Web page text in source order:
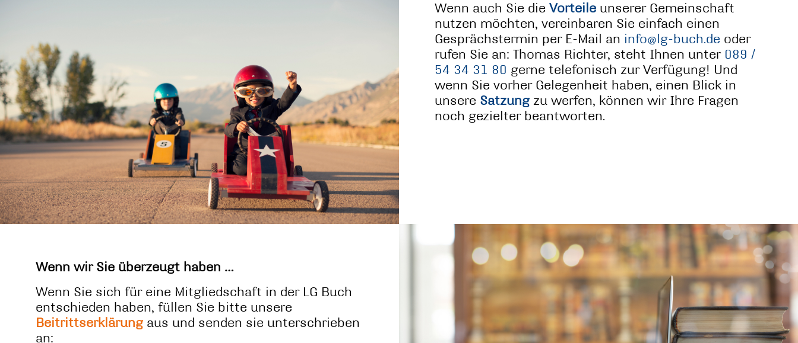
Wenn auch Sie die Vorteile unserer Gemeinschaft
nutzen möchten, vereinbaren Sie einfach einen
Gesprächstermin per E-Mail an info@lg-buch.de oder
rufen Sie an: Thomas Richter, steht Ihnen unter 089 /
54 34 31 80 gerne telefonisch zur Verfügung! Und
wenn Sie vorher Gelegenheit haben, einen Blick in
unsere Satzung zu werfen, können wir Ihre Fragen
noch gezielter beantworten.
Wenn wir Sie überzeugt haben …
Wenn Sie sich für eine Mitgliedschaft in der LG Buch
entschieden haben, füllen Sie bitte unsere
Beitrittserklärung aus und senden sie unterschrieben
an: